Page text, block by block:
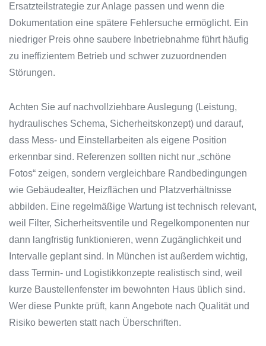
Ersatzteilstrategie zur Anlage passen und wenn die
Dokumentation eine spätere Fehlersuche ermöglicht. Ein
niedriger Preis ohne saubere Inbetriebnahme führt häufig
zu ineffizientem Betrieb und schwer zuzuordnenden
Störungen.
Achten Sie auf nachvollziehbare Auslegung (Leistung,
hydraulisches Schema, Sicherheitskonzept) und darauf,
dass Mess- und Einstellarbeiten als eigene Position
erkennbar sind. Referenzen sollten nicht nur „schöne
Fotos“ zeigen, sondern vergleichbare Randbedingungen
wie Gebäudealter, Heizflächen und Platzverhältnisse
abbilden. Eine regelmäßige Wartung ist technisch relevant,
weil Filter, Sicherheitsventile und Regelkomponenten nur
dann langfristig funktionieren, wenn Zugänglichkeit und
Intervalle geplant sind. In München ist außerdem wichtig,
dass Termin- und Logistikkonzepte realistisch sind, weil
kurze Baustellenfenster im bewohnten Haus üblich sind.
Wer diese Punkte prüft, kann Angebote nach Qualität und
Risiko bewerten statt nach Überschriften.